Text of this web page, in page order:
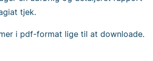
tjek.
i pdf-format lige til at downloade.